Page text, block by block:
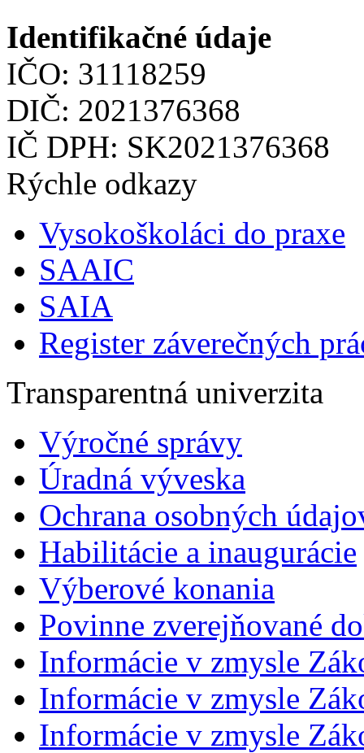
Identifikačné údaje
IČO: 31118259
DIČ: 2021376368
IČ DPH: SK2021376368
Rýchle odkazy
Vysokoškoláci do praxe
SAAIC
SAIA
Register záverečných
Transparentná univerzita
Výročné správy
Úradná výveska
Ochrana osobných
Habilitácie a inaugurácie
Výberové konania
Povinne zverejňované
Informácie v zmysle
Informácie v zmysle
Informácie v zmysle